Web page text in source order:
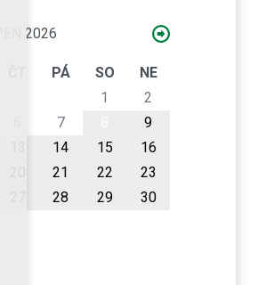
2026
PÁ SO
NE
1
2
7
9
14 15
16
21 22
23
28 29
30